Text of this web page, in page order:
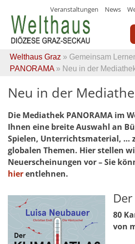
Skip
content
Veranstaltungen News
Welthaus Graz » Gemeinsam
PANORAMA» Neu in der
Neu in der
Die Mediathek PANORAMA im
Ihnen eine breite Auswahl an
Spielen, Unterrichtsmaterial, …
globalen Themen. Hier stellen
Neuerscheinungen vor – Sie
hierentlehnen.
80
von